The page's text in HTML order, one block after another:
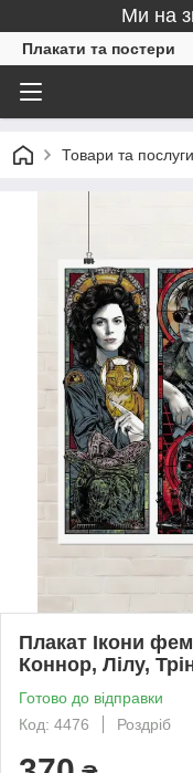
Ми на
Плакати та постери
Товари та послуги
Плакат Ікони
Коннор, Лілу,
Готово до відправки
Код: 4476
Роздріб